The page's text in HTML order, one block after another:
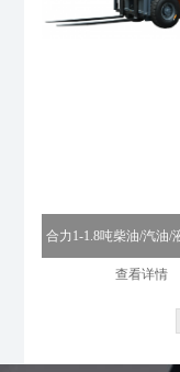
合力1-1.8吨柴油/汽油/
查看详情